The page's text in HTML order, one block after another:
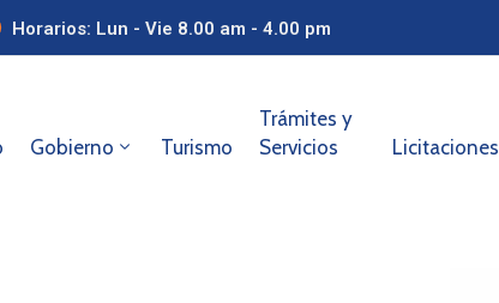
Horarios: Lun - Vie 8.00 am - 4.00 pm
Gobierno Turismo
Trámites y
Servicios
Licitaciones